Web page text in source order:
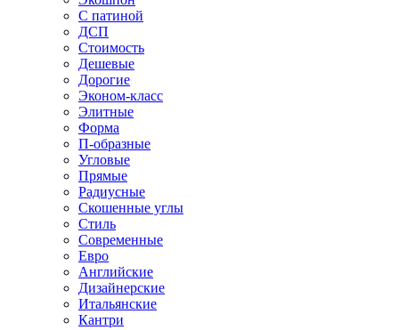
С патиной
ДСП
Стоимость
Дешевые
Дорогие
Эконом-класс
Элитные
Форма
П-образные
Угловые
Прямые
Радиусные
Скошенные углы
Стиль
Современные
Евро
Английские
Дизайнерские
Итальянские
Кантри